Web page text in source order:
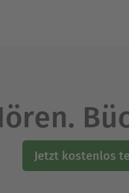
Jetzt kostenlos